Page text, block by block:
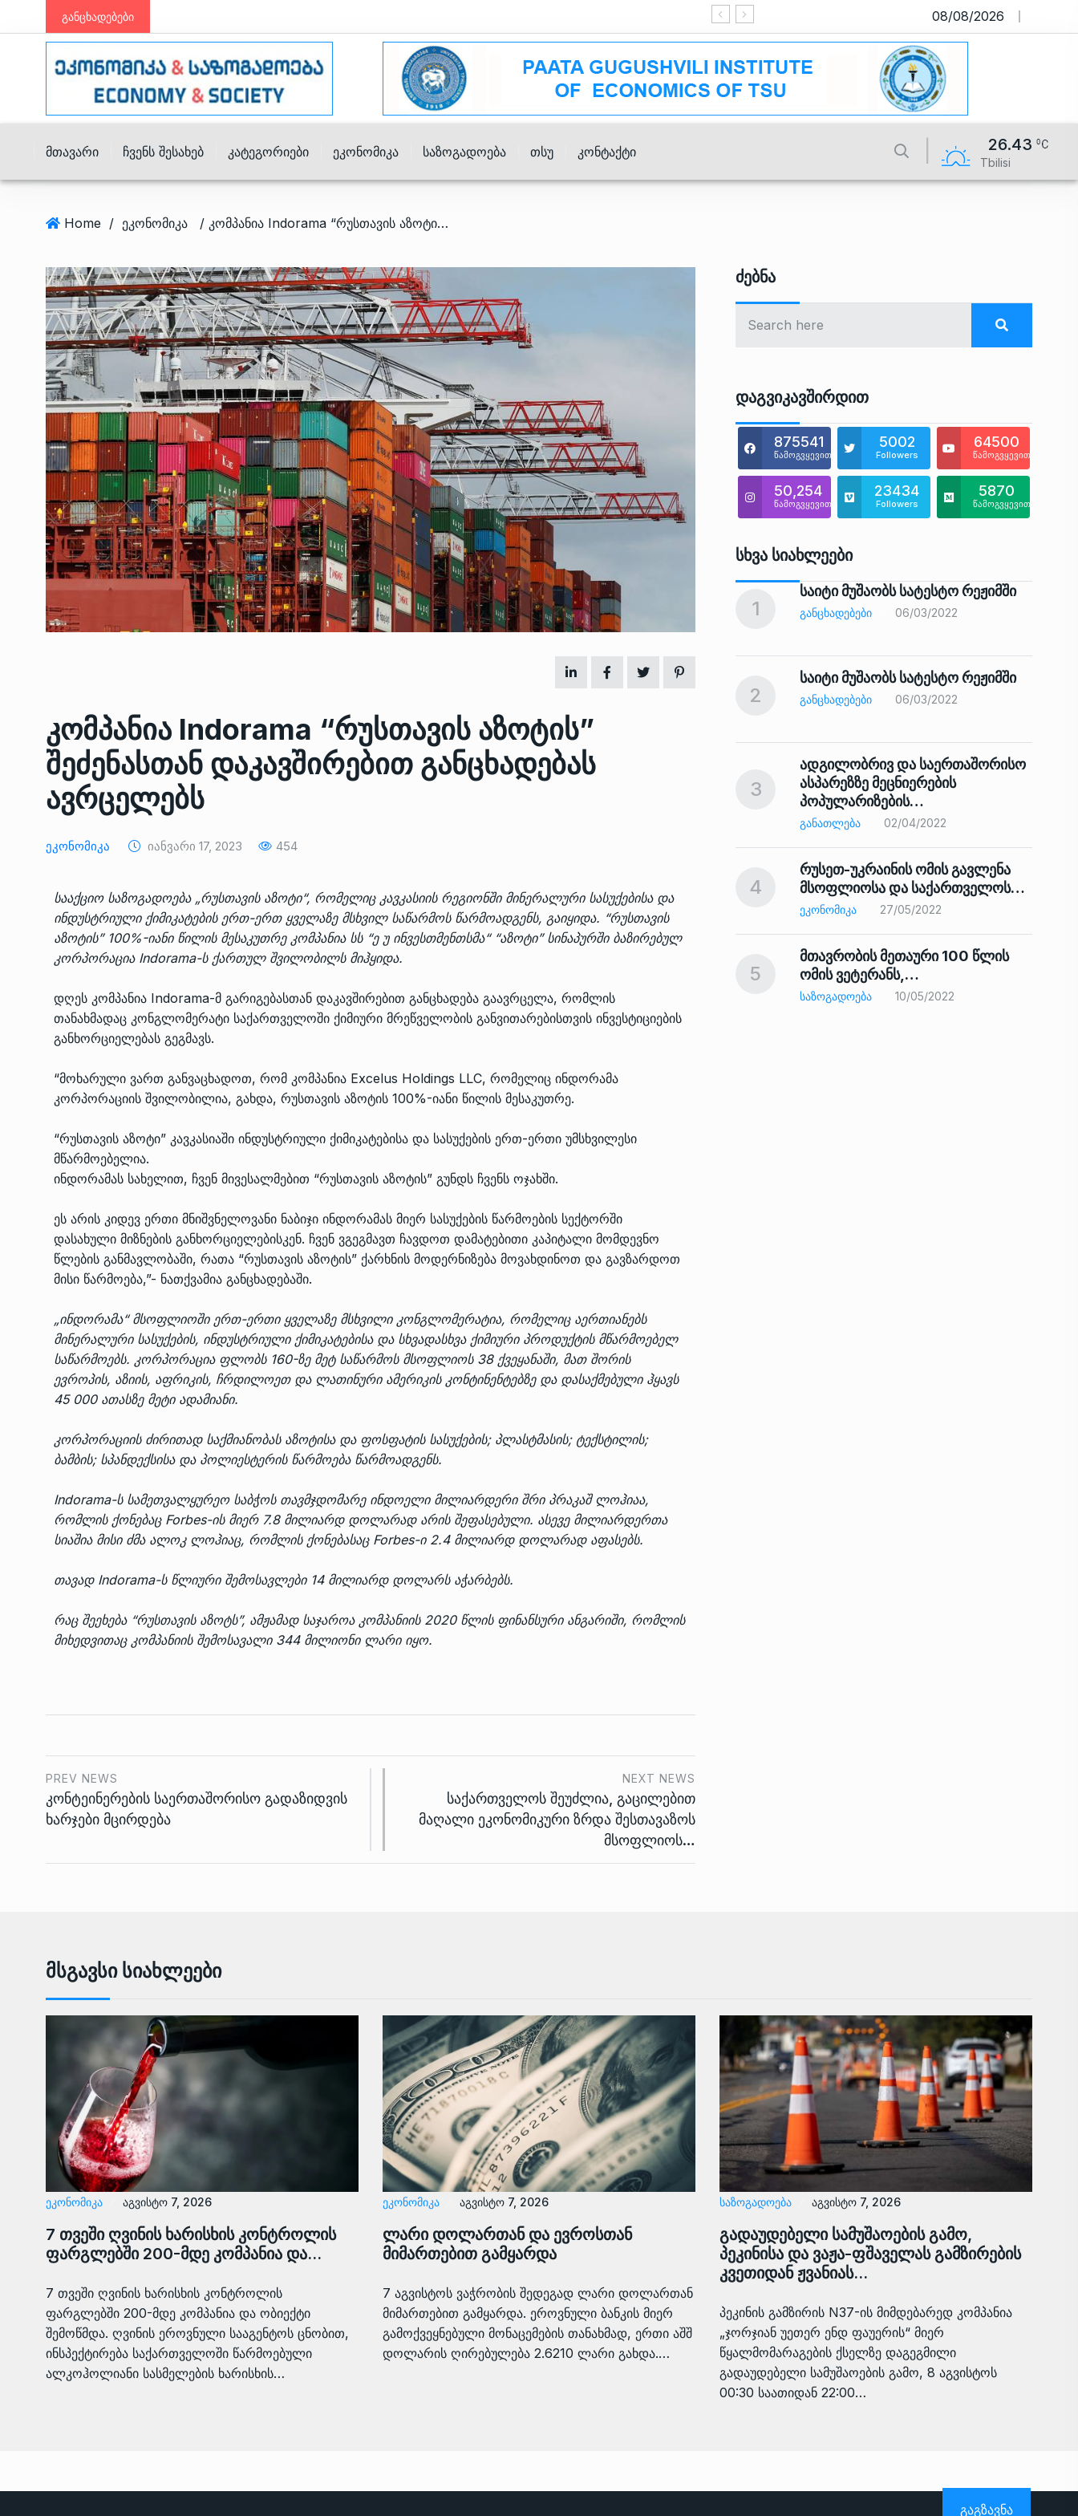
განცხადებები საიტი მუშაობს სატესტო რეჟიმში
08/08/2026
Მთავარი Ჩვენს Შესახებ Კატეგორიები Ეკონომიკა Საზოგადოება Თსუ Კონტაქტი 26.43
Tbilisi
Home / ეკონომიკა / კომპანია Indorama “რუსთავის აზოტის” შეძენასთან დაკავშირებით განცხადებას ავრცელებს
კომპანია Indorama “რუსთავის აზოტის”
შეძენასთან დაკავშირებით განცხადებას
ავრცელებს
Ეკონომიკა Იანვარი 17, 2023 454
სააქციო საზოგადოება „რუსთავის აზოტი“, რომელიც კავკასიის რეგიონში მინერალური სასუქებისა და
ინდუსტრიული ქიმიკატების ერთ-ერთ ყველაზე მსხვილ საწარმოს წარმოადგენს, გაიყიდა. “რუსთავის
აზოტის” 100%-იანი წილის მესაკუთრე კომპანია სს “ე უ ინვესთმენთსმა“ “აზოტი” სინაპურში ბაზირებულ
კორპორაცია Indorama-ს ქართულ შვილობილს მიჰყიდა.
დღეს კომპანია Indorama-მ გარიგებასთან დაკავშირებით განცხადება გაავრცელა, რომლის
თანახმადაც კონგლომერატი საქართველოში ქიმიური მრეწველობის განვითარებისთვის ინვესტიციების
განხორციელებას გეგმავს.
“მოხარული ვართ განვაცხადოთ, რომ კომპანია Excelus Holdings LLC, რომელიც ინდორამა
კორპორაციის შვილობილია, გახდა, რუსთავის აზოტის 100%-იანი წილის მესაკუთრე.
“რუსთავის აზოტი” კავკასიაში ინდუსტრიული ქიმიკატებისა და სასუქების ერთ-ერთი უმსხვილესი
მწარმოებელია.
ინდორამას სახელით, ჩვენ მივესალმებით “რუსთავის აზოტის” გუნდს ჩვენს ოჯახში.
ეს არის კიდევ ერთი მნიშვნელოვანი ნაბიჯი ინდორამას მიერ სასუქების წარმოების სექტორში
დასახული მიზნების განხორციელებისკენ. ჩვენ ვგეგმავთ ჩავდოთ დამატებითი კაპიტალი მომდევნო
წლების განმავლობაში, რათა “რუსთავის აზოტის” ქარხნის მოდერნიზება მოვახდინოთ და გავზარდოთ
მისი წარმოება,”- ნათქვამია განცხადებაში.
„ინდორამა“ მსოფლიოში ერთ-ერთი ყველაზე მსხვილი კონგლომერატია, რომელიც აერთიანებს
მინერალური სასუქების, ინდუსტრიული ქიმიკატებისა და სხვადასხვა ქიმიური პროდუქტის მწარმოებელ
საწარმოებს. კორპორაცია ფლობს 160-ზე მეტ საწარმოს მსოფლიოს 38 ქვეყანაში, მათ შორის
ევროპის, აზიის, აფრიკის, ჩრდილოეთ და ლათინური ამერიკის კონტინენტებზე და დასაქმებული ჰყავს
45 000 ათასზე მეტი ადამიანი.
კორპორაციის ძირითად საქმიანობას აზოტისა და ფოსფატის სასუქების; პლასტმასის; ტექსტილის;
ბამბის; სპანდექსისა და პოლიესტერის წარმოება წარმოადგენს.
Indorama-ს სამეთვალყურეო საბჭოს თავმჯდომარე ინდოელი მილიარდერი შრი პრაკაშ ლოჰიაა,
რომლის ქონებაც Forbes-ის მიერ 7.8 მილიარდ დოლარად არის შეფასებული. ასევე მილიარდერთა
სიაშია მისი ძმა ალოკ ლოჰიაც, რომლის ქონებასაც Forbes-ი 2.4 მილიარდ დოლარად აფასებს.
თავად Indorama-ს წლიური შემოსავლები 14 მილიარდ დოლარს აჭარბებს.
რაც შეეხება “რუსთავის აზოტს”, ამჟამად საჯაროა კომპანიის 2020 წლის ფინანსური ანგარიში, რომლის
მიხედვითაც კომპანიის შემოსავალი 344 მილიონი ლარი იყო.
PREV NEWS
კონტეინერების საერთაშორისო გადაზიდვის
ხარჯები მცირდება
NEXT NEWS
საქართველოს შეუძლია, გაცილებით
მაღალი ეკონომიკური ზრდა შესთავაზოს
მსოფლიოს…
Ძებნა
Დაგვიკავშირდით
875541
წამოგვყევით
5002
Followers
64500
წამოგვყევით
50,254
წამოგვყევით
23434
Followers
5870
წამოგვყევით
Სხვა Სიახლეები
ოთარ შამუგია ბაქოში გამართულ
მინისტერიალზე სიტყვით…
ᲔᲙᲝᲜᲝᲛᲘᲙᲐ 10/05/2022
ᲔᲙᲝᲜᲝᲛᲘᲙᲐ 10/05/2022
8
საქართველოს რკინიგზის
ᲔᲙᲝᲜᲝᲛᲘᲙᲐ 11/05/2022
9
თბილისის ზაქარია ფალიაშვილის
სახელობის ოპერისა და
ბალეტის…
ᲙᲣᲚᲢᲣᲠᲐ 13/05/2022
10
თბილისის ზაქარია ფალიაშვილის
სახელობის ოპერისა და
ბალეტის…
11
ზურაბ აზარაშვილი:
„სოციალურად დაუცველთა
დასაქმების პროგრამაში,…
12 ᲠᲔᲒᲘᲝᲜᲔᲑᲘ 13/05/2022
მარაგი დღეისათვის გვაქვს
14
ღარიბაშვილი ოზურგეთის
ტექნოპარკში სტარტაპერებს…
ᲒᲐᲜᲐᲗᲚᲔᲑᲐ 15/05/2022
15
ღარიბაშვილმა ახლად
რეაბილიტირებული ოზურგეთის…
1
საიტი მუშაობს სატესტო რეჟიმში
ᲒᲐᲜᲪᲮᲐᲓᲔᲑᲔᲑᲘ 06/03/2022
2
საიტი მუშაობს სატესტო რეჟიმში
ᲒᲐᲜᲪᲮᲐᲓᲔᲑᲔᲑᲘ 06/03/2022
3
ადგილობრივ და საერთაშორისო
ასპარეზზე მეცნიერების
პოპულარიზების…
ᲒᲐᲜᲐᲗᲚᲔᲑᲐ 02/04/2022
4
რუსეთ-უკრაინის ომის გავლენა
მსოფლიოსა და საქართველოს…
ᲔᲙᲝᲜᲝᲛᲘᲙᲐ 27/05/2022
5
მთავრობის მეთაური 100 წლის
ომის ვეტერანს,…
ᲡᲐᲖᲝᲒᲐᲓᲝᲔᲑᲐ 10/05/2022
Მსგავსი Სიახლეები
ᲔᲙᲝᲜᲝᲛᲘᲙᲐ აგვისტო 7, 2026
7 თვეში ღვინის ხარისხის კონტროლის
ფარგლებში 200-მდე კომპანია და…
7 თვეში ღვინის ხარისხის კონტროლის
ფარგლებში 200-მდე კომპანია და ობიექტი
შემოწმდა. ღვინის ეროვნული სააგენტოს ცნობით,
ინსპექტირება საქართველოში წარმოებული
ალკოჰოლიანი სასმელების ხარისხის…
ᲔᲙᲝᲜᲝᲛᲘᲙᲐ აგვისტო 7, 2026
ლარი დოლართან და ევროსთან
მიმართებით გამყარდა
7 აგვისტოს ვაჭრობის შედეგად ლარი დოლართან
მიმართებით გამყარდა. ეროვნული ბანკის მიერ
გამოქვეყნებული მონაცემების თანახმად, ერთი აშშ
დოლარის ღირებულება 2.6210 ლარი გახდა.…
ᲡᲐᲖᲝᲒᲐᲓᲝᲔᲑᲐ აგვისტო 7, 2026
გადაუდებელი სამუშაოების გამო,
პეკინისა და ვაჟა-ფშაველას გამზირების
კვეთიდან ჟვანიას…
პეკინის გამზირის N37-ის მიმდებარედ კომპანია
„ჯორჯიან უეთერ ენდ ფაუერის“ მიერ
წყალმომარაგების ქსელზე დაგეგმილი
გადაუდებელი სამუშაოების გამო, 8 აგვისტოს
00:30 საათიდან 22:00…
ᲒᲐᲒᲖᲐᲕᲜᲐ